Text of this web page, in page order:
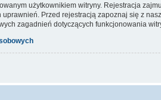
użytkownikiem witryny. Rejestracja
Przed rejestracją zapoznaj się z
zagadnień dotyczących funkcjonowania